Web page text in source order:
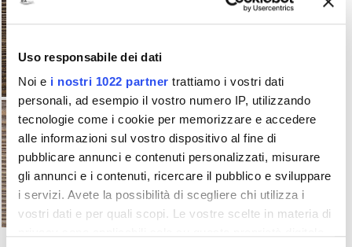
Uso responsabile dei dati
Noi e i nostri 1022 partner trattiamo i vostri dati
personali, ad esempio il vostro numero IP, utilizzando
tecnologie come i cookie per memorizzare e accedere
alle informazioni sul vostro dispositivo al fine di
pubblicare annunci e contenuti personalizzati, misurare
gli annunci e i contenuti, ricercare il pubblico e sviluppare
i servizi. Avete la possibilità di scegliere chi utilizza i
vostri dati e per quali scopi. Le vostre scelte in materia di